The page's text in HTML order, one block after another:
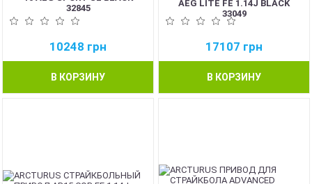
32845
10248 грн
В КОРЗИНУ
AEG LITE FE 1.14J BLACK
33049
17107 грн
В КОРЗИНУ